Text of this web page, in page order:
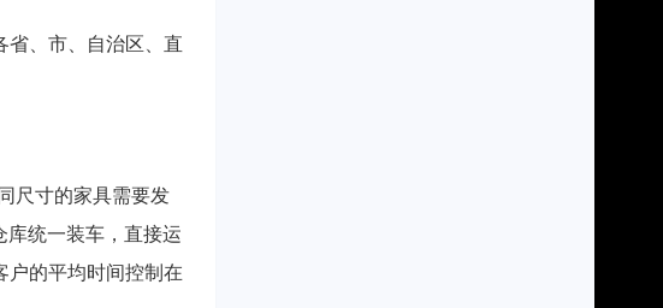
省、市、自治区、直
尺寸的家具需要发
统一装车，直接运
户的平均时间控制在